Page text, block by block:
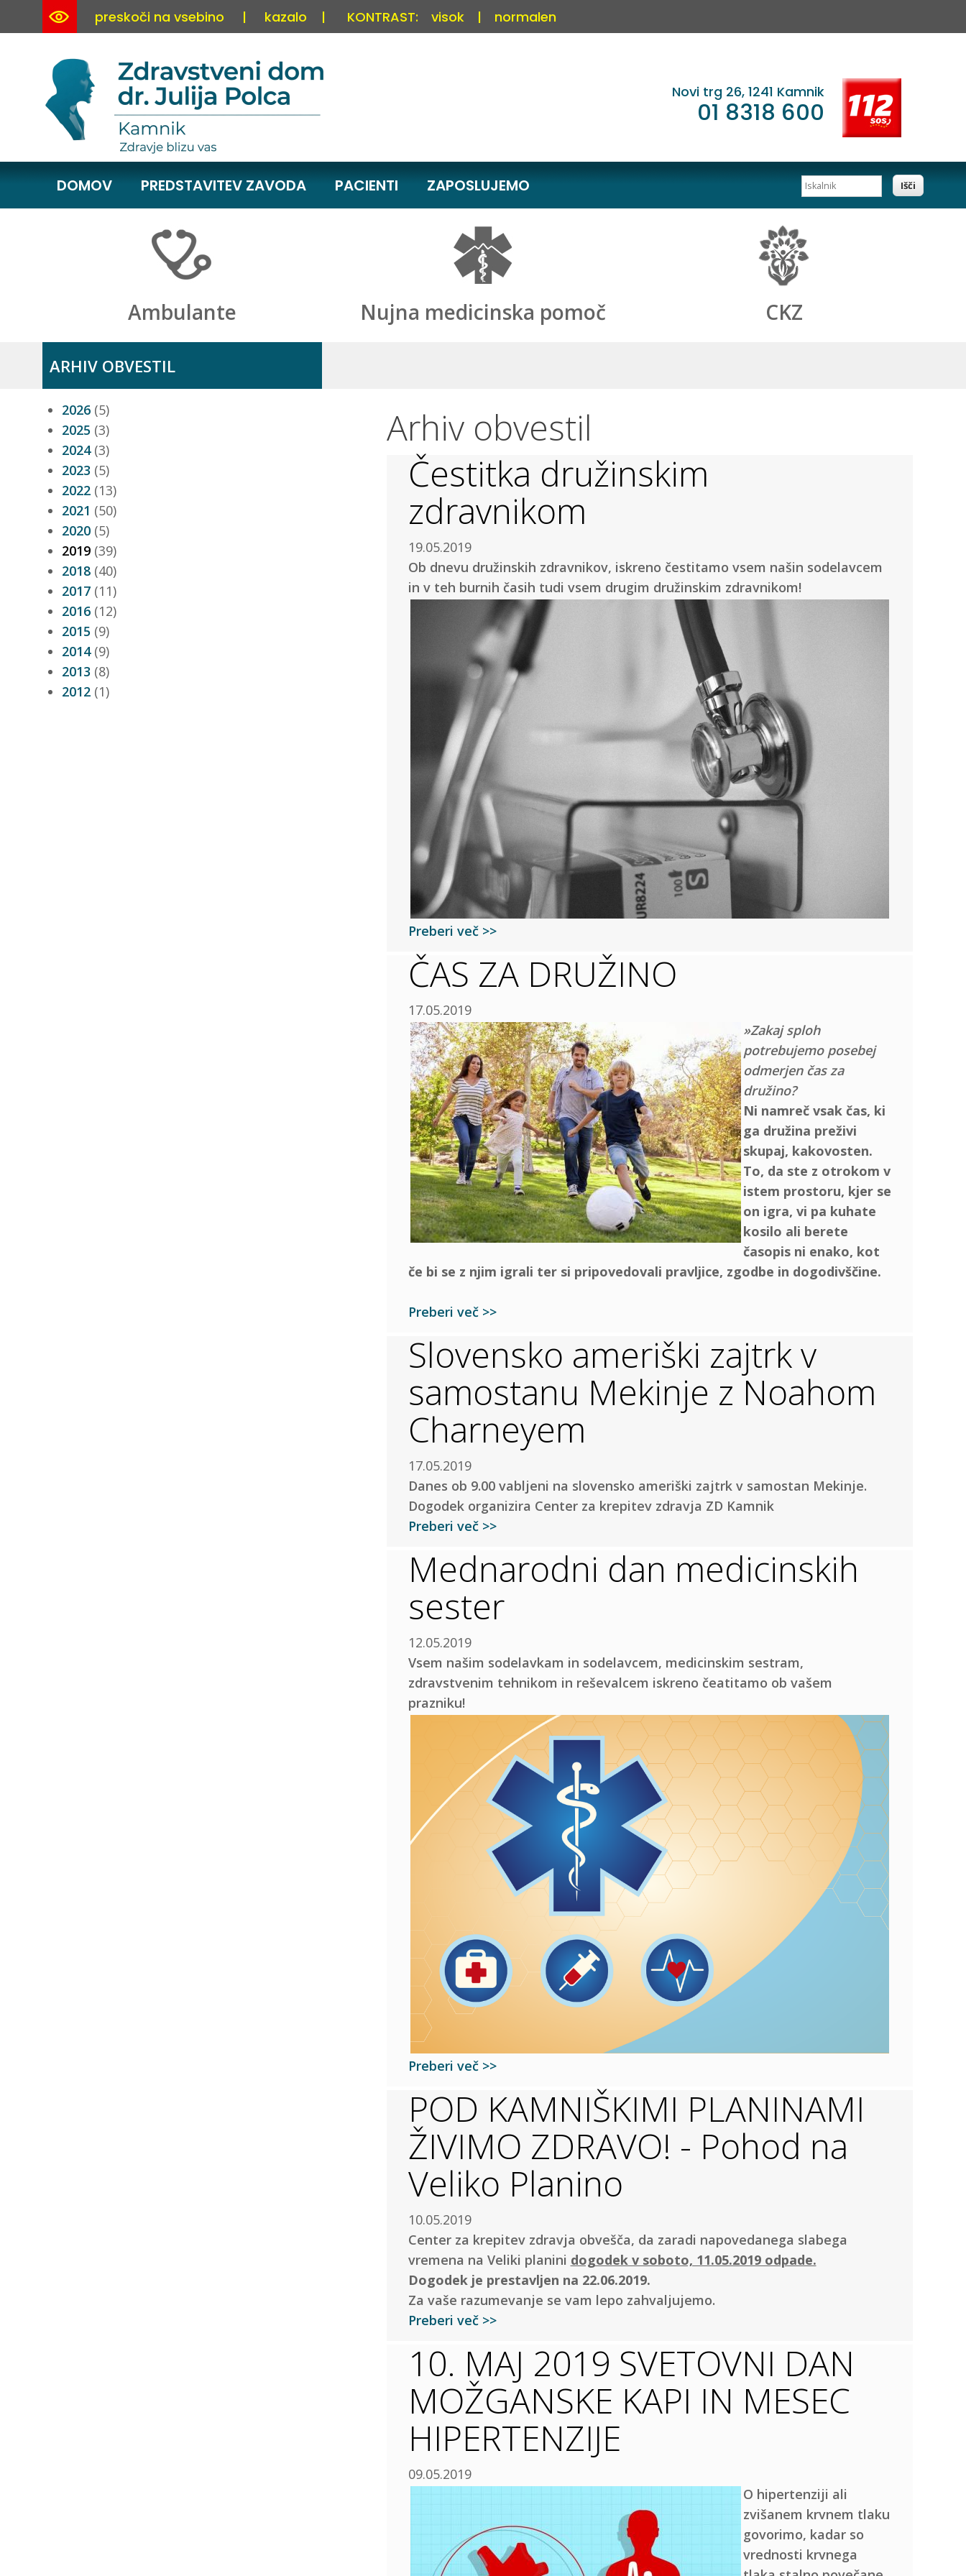
preskoči na vsebino | kazalo | KONTRAST: visok | normalen
Novi trg 26, 1241 Kamnik
01 8318 600
DOMOV PREDSTAVITEV ZAVODA PACIENTI ZAPOSLUJEMO Iskalnik
Ambulante Nujna medicinska pomoč CKZ
ARHIV OBVESTIL
2026 (5)
2025 (3)
2024(3)
2023 (5)
2022 (13)
2021 (50)
2020 (5)
2019 (39)
2018 (40)
2017 (11)
2016 (12)
2015 (9)
2014(9)
2013 (8)
2012 (1)
Arhiv obvestil
Čestitka družinskim
zdravnikom
19.05.2019
Ob dnevu družinskih zdravnikov, iskreno čestitamo vsem našin sodelavcem
in v teh burnih časih tudi vsem drugim družinskim zdravnikom!
Preberi več >>
ČAS ZA DRUŽINO
17.05.2019
»Zakaj sploh
potrebujemo posebej
odmerjen čas za
družino?
Ni namreč vsak čas, ki
ga družina preživi
skupaj, kakovosten.
To, da ste z otrokom v
istem prostoru, kjer se
on igra, vi pa kuhate
kosilo ali berete
časopis ni enako, kot
če bi se z njim igrali ter si pripovedovali pravljice, zgodbe in dogodivščine.
Preberi več >>
Slovensko ameriški zajtrk v
samostanu Mekinje z Noahom
Charneyem
17.05.2019
Danes ob 9.00 vabljeni na slovensko ameriški zajtrk v samostan Mekinje.
Dogodek organizira Center za krepitev zdravja ZD Kamnik
Preberi več >>
Mednarodni dan medicinskih
sester
12.05.2019
Vsem našim sodelavkam in sodelavcem, medicinskim sestram,
zdravstvenim tehnikom in reševalcem iskreno čeatitamo ob vašem
prazniku!
Preberi več >>
POD KAMNIŠKIMI PLANINAMI
ŽIVIMO ZDRAVO! - Pohod na
Veliko Planino
10.05.2019
Center za krepitev zdravja obvešča, da zaradi napovedanega slabega
vremena na Veliki planini dogodek v soboto, 11.05.2019 odpade.
Dogodek je prestavljen na 22.06.2019.
Za vaše razumevanje se vam lepo zahvaljujemo.
Preberi več >>
10. MAJ 2019 SVETOVNI DAN
MOŽGANSKE KAPI IN MESEC
HIPERTENZIJE
09.05.2019
O hipertenziji ali
zvišanem krvnem tlaku
govorimo, kadar so
vrednosti krvnega